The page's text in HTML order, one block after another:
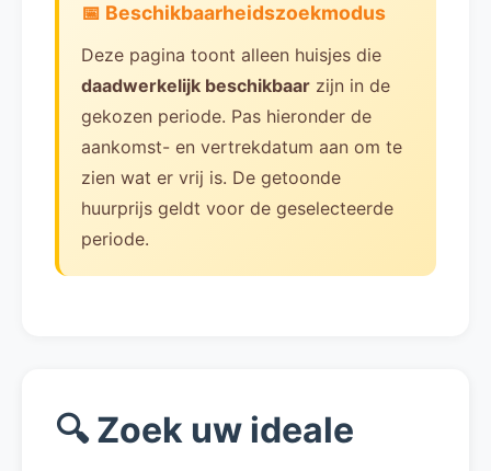
📅 Beschikbaarheidszoekmodus
Deze pagina toont alleen huisjes die
daadwerkelijk beschikbaar zijn in de
gekozen periode. Pas hieronder de
aankomst- en vertrekdatum aan om te
zien wat er vrij is. De getoonde
huurprijs geldt voor de geselecteerde
periode.
🔍 Zoek uw ideale